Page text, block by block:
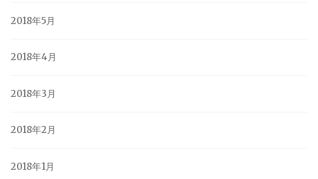
2018年5月
2018年4月
2018年3月
2018年2月
2018年1月